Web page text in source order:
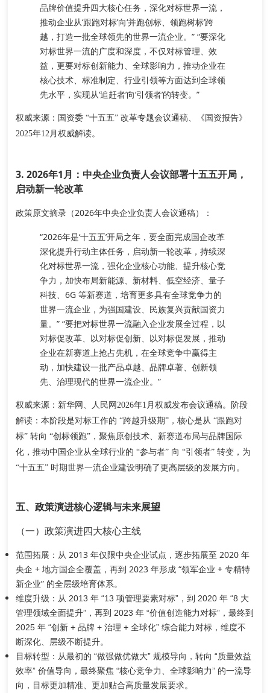
品牌价值提升四大核心任务，深化对标世界一流，
推动企业从‘跟跑对标’向‘并跑创标、领跑树标’跨
越，打造一批全球领先的世界一流企业。” “要深化
对标世界一流的广度和深度，不仅对标管理、效
益，更要对标创新能力、全球影响力，推动企业在
核心技术、标准制定、行业引领等方面达到全球领
先水平，实现从‘追赶者’向‘引领者’的转变。”
权威来源 ：国资委 “十五五” 改革专题会议通稿、《国资报告》
2025年12月权威解读。
3. 2026年1月：中央企业负责人会议部署十五五开局，
启动新一轮改革
政策原文摘录（2026年中央企业负责人会议通稿） ：
“2026年是‘十五五’开局之年，要全面完成国企改革
深化提升行动主体任务，启动新一轮改革，持续深
化对标世界一流，强化企业核心功能、提升核心竞
争力，加快布局新能源、新材料、低空经济、量子
科技、6G 等新赛道 ，培育更多具有全球竞争力的
世界一流企业，为强国建设、民族复兴贡献国资力
量。” “要把对标世界一流融入企业发展全过程，以
对标促改革、以对标促创新、以对标促发展，推动
企业在新赛道上抢占先机，在全球竞争中赢得主
动，加快建设一批产品卓越、品牌卓著、创新领
先、治理现代的世界一流企业。”
权威来源 ：新华网、人民网2026年1月权威发布会议通稿。 阶段
解读 ：本阶段是对标工作的 “跨越升级期”，核心是从 “跟跑对
标” 转向 “创标领跑”，聚焦原创技术、新赛道布局与品牌国际
化，推动中国企业从全球行业的 “参与者” 向 “引领者” 转变，为
“十五五” 时期世界一流企业建设明确了更高层级的发展方向。
五、政策演进核心逻辑与未来展望
（一）政策演进四大核心主线
范围拓展 ：从 2013 年仅限中央企业试点，逐步拓展至 2020 年
央企 + 地方国企全覆盖，再到 2023 年形成 “领军企业 + 专精特
新企业” 的全层级培育体系。
维度升级 ：从 2013 年 “13 项管理要素对标”，到 2020 年 “8 大
管理领域全面提升”，再到 2023 年 “价值创造能力对标”，最终到
2025 年 “创新 + 品牌 + 治理 + 全球化” 综合能力对标，维度不
断深化、层级不断提升。
目标转型 ：从最初的 “做强做优做大” 规模导向，转向 “质量效益
效率” 价值导向，最终聚焦 “核心竞争力、全球影响力” 的一流导
向，目标更加精准、更加贴合高质量发展要求。